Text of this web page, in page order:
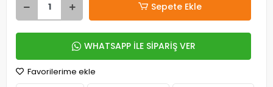
Sepete Ekle
WHATSAPP İLE SİPARİŞ VER
Favorilerime ekle